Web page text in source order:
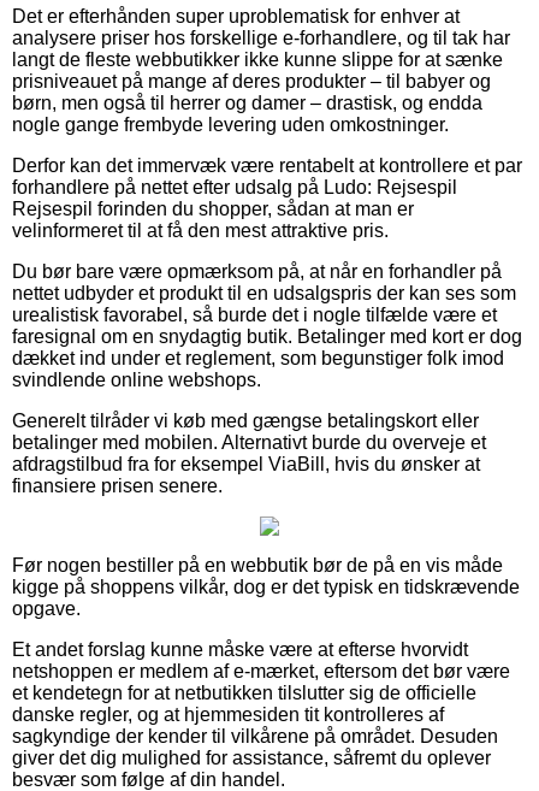
Det er efterhånden super uproblematisk for enhver at
analysere priser hos forskellige e-forhandlere, og til tak har
langt de fleste webbutikker ikke kunne slippe for at sænke
prisniveauet på mange af deres produkter – til babyer og
børn, men også til herrer og damer – drastisk, og endda
nogle gange frembyde levering uden omkostninger.
Derfor kan det immervæk være rentabelt at kontrollere et par
forhandlere på nettet efter udsalg på Ludo: Rejsespil
Rejsespil forinden du shopper, sådan at man er
velinformeret til at få den mest attraktive pris.
Du bør bare være opmærksom på, at når en forhandler på
nettet udbyder et produkt til en udsalgspris der kan ses som
urealistisk favorabel, så burde det i nogle tilfælde være et
faresignal om en snydagtig butik. Betalinger med kort er dog
dækket ind under et reglement, som begunstiger folk imod
svindlende online webshops.
Generelt tilråder vi køb med gængse betalingskort eller
betalinger med mobilen. Alternativt burde du overveje et
afdragstilbud fra for eksempel ViaBill, hvis du ønsker at
finansiere prisen senere.
Før nogen bestiller på en webbutik bør de på en vis måde
kigge på shoppens vilkår, dog er det typisk en tidskrævende
opgave.
Et andet forslag kunne måske være at efterse hvorvidt
netshoppen er medlem af e-mærket, eftersom det bør være
et kendetegn for at netbutikken tilslutter sig de officielle
danske regler, og at hjemmesiden tit kontrolleres af
sagkyndige der kender til vilkårene på området. Desuden
giver det dig mulighed for assistance, såfremt du oplever
besvær som følge af din handel.